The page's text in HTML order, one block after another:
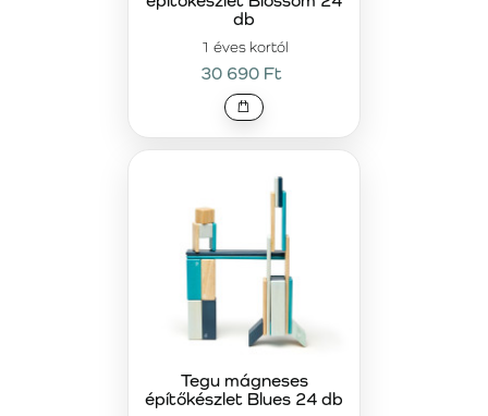
1 éves kortól
db
30 690 Ft
Tegu mágneses
építőkészlet Blues 24 db